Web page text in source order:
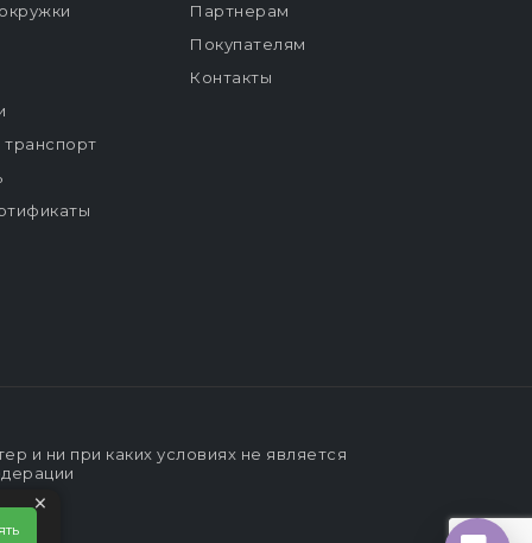
транспорт
Партнерам
Покупателям
Контакты
и ни при каких условиях не является
×